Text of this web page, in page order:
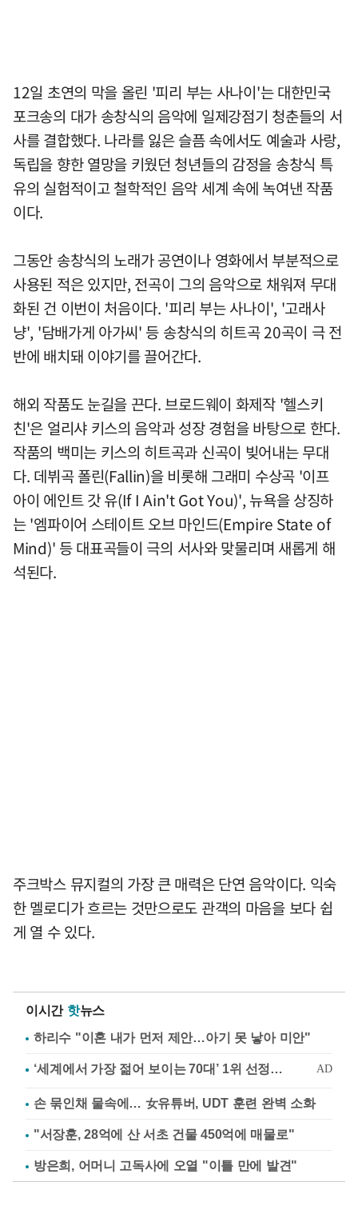
12일 초연의 막을 올린 '피리 부는 사나이'는 대한민국
포크송의 대가 송창식의 음악에 일제강점기 청춘들의 서
사를 결합했다. 나라를 잃은 슬픔 속에서도 예술과 사랑,
독립을 향한 열망을 키웠던 청년들의 감정을 송창식 특
유의 실험적이고 철학적인 음악 세계 속에 녹여낸 작품
이다.
그동안 송창식의 노래가 공연이나 영화에서 부분적으로
사용된 적은 있지만, 전곡이 그의 음악으로 채워져 무대
화된 건 이번이 처음이다. '피리 부는 사나이', '고래사
냥', '담배가게 아가씨' 등 송창식의 히트곡 20곡이 극 전
반에 배치돼 이야기를 끌어간다.
해외 작품도 눈길을 끈다. 브로드웨이 화제작 '헬스키
친'은 얼리샤 키스의 음악과 성장 경험을 바탕으로 한다.
작품의 백미는 키스의 히트곡과 신곡이 빚어내는 무대
다. 데뷔곡 폴린(Fallin)을 비롯해 그래미 수상곡 '이프
아이 에인트 갓 유(If I Ain't Got You)', 뉴욕을 상징하
는 '엠파이어 스테이트 오브 마인드(Empire State of
Mind)' 등 대표곡들이 극의 서사와 맞물리며 새롭게 해
석된다.
주크박스 뮤지컬의 가장 큰 매력은 단연 음악이다. 익숙
한 멜로디가 흐르는 것만으로도 관객의 마음을 보다 쉽
게 열 수 있다.
이시간 핫뉴스
하리수 "이혼 내가 먼저 제안…아기 못 낳아 미안"
손 묶인채 물속에… 女유튜버, UDT 훈련 완벽 소화
"서장훈, 28억에 산 서초 건물 450억에 매물로"
방은희, 어머니 고독사에 오열 "이틀 만에 발견"